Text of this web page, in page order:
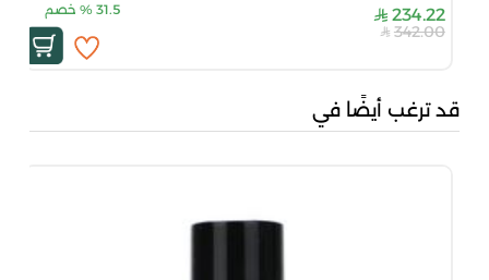
234.22
31.5
% خصم
342.00
قد ترغب أيضًا في